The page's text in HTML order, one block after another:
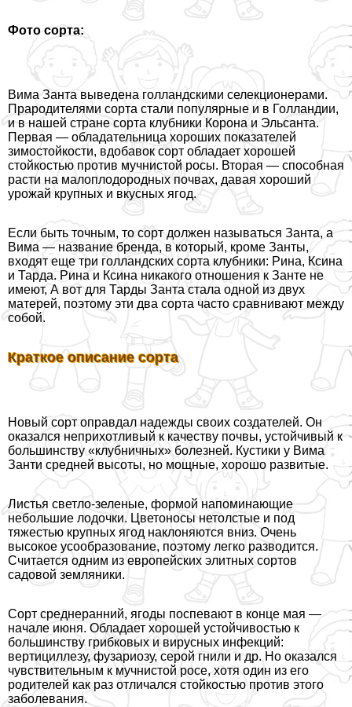
Фото сорта:
Вима Занта выведена голландскими селекционерами.
Прародителями сорта стали популярные и в Голландии,
и в нашей стране сорта клубники Корона и Эльсанта.
Первая — обладательница хороших показателей
зимостойкости, вдобавок сорт обладает хорошей
стойкостью против мучнистой росы. Вторая — способная
расти на малоплодородных почвах, давая хороший
урожай крупных и вкусных ягод.
Если быть точным, то сорт должен называться Занта, а
Вима — название бренда, в который, кроме Занты,
входят еще три голландских сорта клубники: Рина, Ксина
и Тарда. Рина и Ксина никакого отношения к Занте не
имеют, А вот для Тарды Занта стала одной из двух
матерей, поэтому эти два сорта часто сравнивают между
собой.
Краткое описание сорта
Новый сорт оправдал надежды своих создателей. Он
оказался неприхотливый к качеству почвы, устойчивый к
большинству «клубничных» болезней. Кустики у Вима
Занти средней высоты, но мощные, хорошо развитые.
Листья светло-зеленые, формой напоминающие
небольшие лодочки. Цветоносы нетолстые и под
тяжестью крупных ягод наклоняются вниз. Очень
высокое усообразование, поэтому легко разводится.
Считается одним из европейских элитных сортов
садовой земляники.
Сорт среднеранний, ягоды поспевают в конце мая —
начале июня. Обладает хорошей устойчивостью к
большинству грибковых и вирусных инфекций:
вертициллезу, фузариозу, серой гнили и др. Но оказался
чувствительным к мучнистой росе, хотя один из его
родителей как раз отличался стойкостью против этого
заболевания.